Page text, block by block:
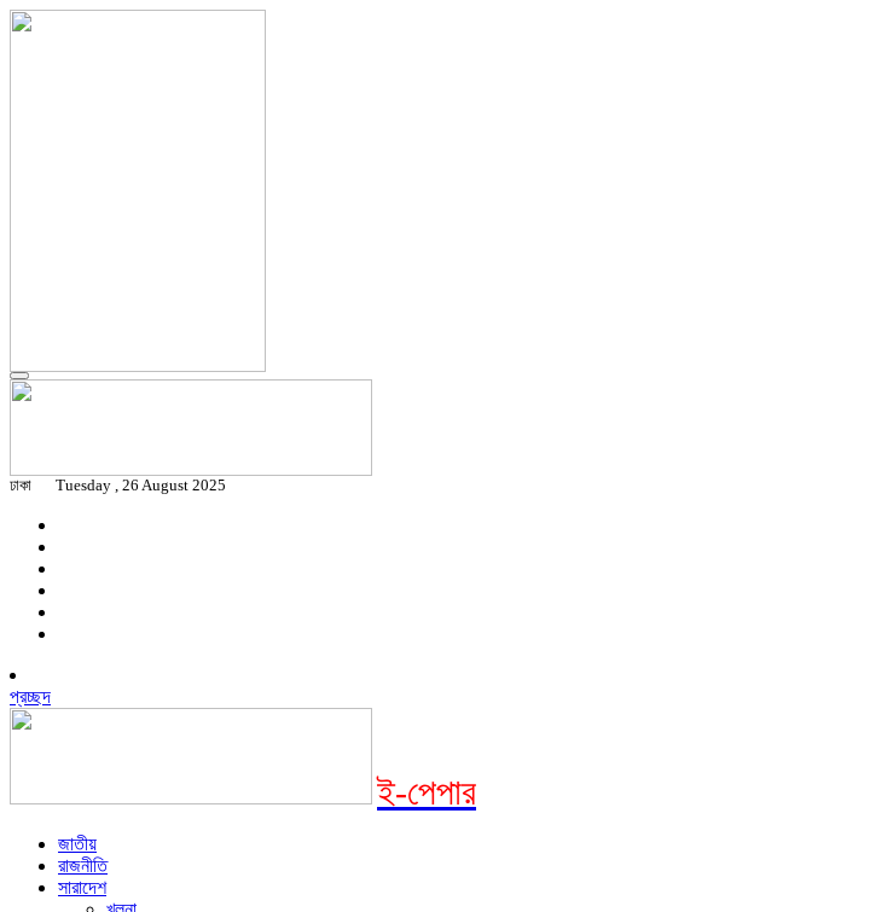
ঢাকা Tuesday , 26 August 2025
প্রচ্ছদ
ই-পেপার
জাতীয়
রাজনীতি
সারাদেশ